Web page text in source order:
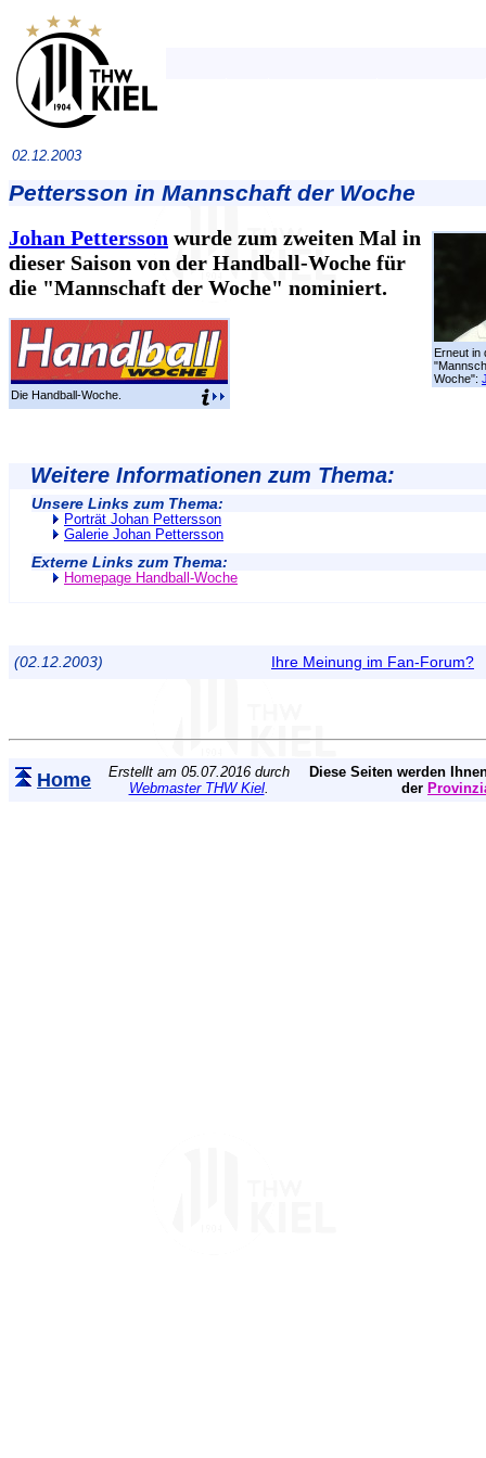
02.12.2003
Pettersson in Mannschaft der Woche
Erneut in
Woche":
Johan Pettersson wurde zum zweiten Mal in
dieser Saison von der Handball-Woche für
die "Mannschaft der Woche" nominiert.
Die Handball-Woche.
Weitere Informationen zum Thema:
Unsere Links zum Thema:
Porträt Johan Pettersson
Galerie Johan Pettersson
Externe Links zum Thema:
Homepage Handball-Woche
(02.12.2003) Ihre Meinung im Fan-Forum?
Home
Erstellt am 05.07.2016 durch
Webmaster THW Kiel.
Diese Seiten werden
der